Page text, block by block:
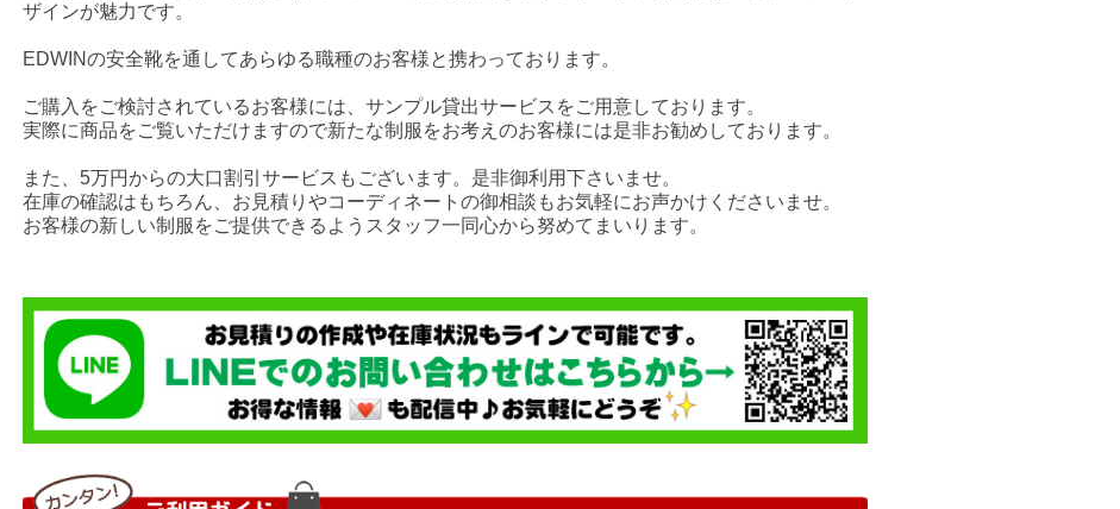
ザインが魅力です。
EDWINの安全靴を通してあらゆる職種のお客様と携わっております。
ご購入をご検討されているお客様には、サンプル貸出サービスをご用意しております。
実際に商品をご覧いただけますので新たな制服をお考えのお客様には是非お勧めしております。
また、5万円からの大口割引サービスもございます。是非御利用下さいませ。
在庫の確認はもちろん、お見積りやコーディネートの御相談もお気軽にお声かけくださいませ。
お客様の新しい制服をご提供できるようスタッフ一同心から努めてまいります。